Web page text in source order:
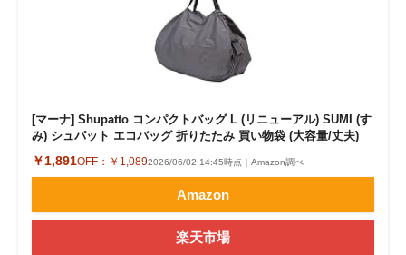
[マーナ] Shupatto コンパクトバッグ L (リニューアル) SUMI (す
み) シュパット エコバッグ 折りたたみ 買い物袋 (大容量/丈夫)
￥1,891OFF： ￥1,0892026/06/02 14:45時点｜Amazon調べ
Amazon
楽天市場